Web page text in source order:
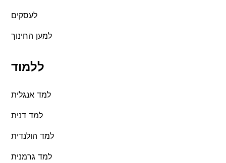
לעסקים
למען החינוך
ללמוד
למד אנגלית
למד דנית
למד הולנדית
למד גרמנית